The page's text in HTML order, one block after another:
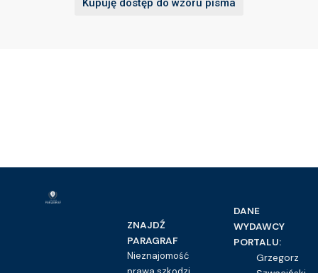
Kupuję dostęp do wzoru pisma
ZNAJDŹ
PARAGRAF
Nieznajomość
DANE
WYDAWCY
PORTALU:
Grzegorz